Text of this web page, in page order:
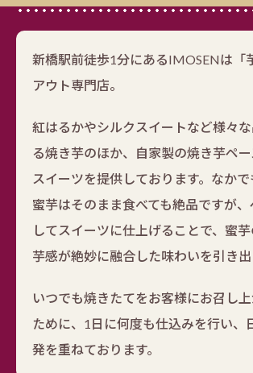
新橋駅前徒歩1分にあるIMOSENは「
アウト専門店。
紅はるかやシルクスイートなど様々
る焼き芋のほか、自家製の焼き芋ペ
スイーツを提供しております。なか
蜜芋はそのまま食べても絶品ですが
してスイーツに仕上げることで、蜜
芋感が絶妙に融合した味わいを引き出
いつでも焼きたてをお客様にお召し
ために、1日に何度も仕込みを行い、
発を重ねております。